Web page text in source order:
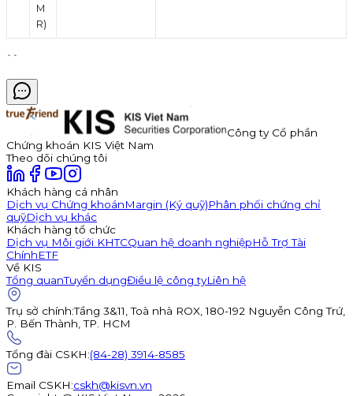
M
R)
``
Công ty Cổ phần
Chứng khoán KIS Việt Nam
Theo dõi chúng tôi
Khách hàng cá nhân
Dịch vụ Chứng khoánMargin (Ký quỹ)Phân phối chứng chỉ
quỹDịch vụ khác
Khách hàng tổ chức
Dịch vụ Môi giới KHTCQuan hệ doanh nghiệpHỗ Trợ Tài
ChínhETF
Về KIS
Tổng quanTuyển dụngĐiều lệ công tyLiên hệ
Trụ sở chính:Tầng 3&11, Toà nhà ROX, 180-192 Nguyễn Công Trứ,
P. Bến Thành, TP. HCM
Tổng đài CSKH:(84-28) 3914-8585
Email CSKH:cskh@kisvn.vn